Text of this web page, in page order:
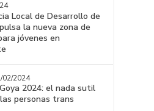
Local de Desarrollo de
la nueva zona de
jóvenes en
02/2024
2024: el nada sutil
personas trans